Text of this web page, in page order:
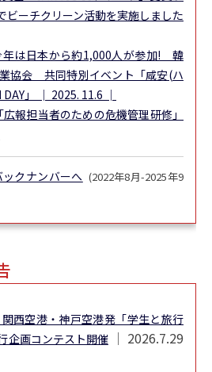
ーチクリーン活動を実施しました
年は日本から約1,000人が参加! 韓
協会 共同特別イベント「咸安(ハ
」
│ 2025. 11.6 │
報担当者のための危機管理研修」
クナンバーへ (2022年8月-2025年9
西空港・神戸空港発「学生と旅行
企画コンテスト開催│ 2026.7.29